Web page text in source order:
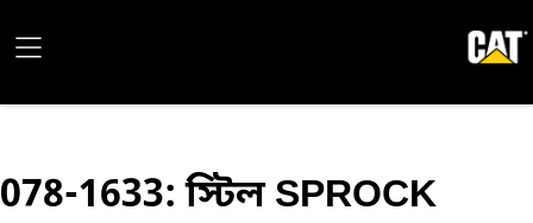
078-1633: স্টিল SPROCK